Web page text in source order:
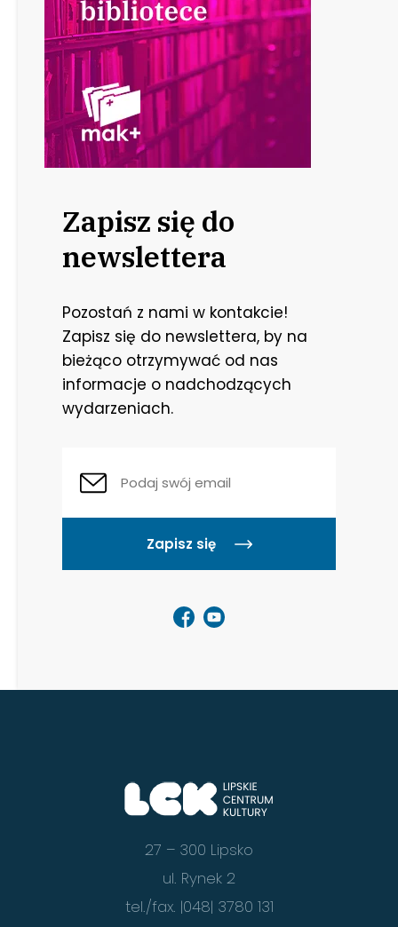
menu rozwijane
menu rozwijane
Zapisz się do
newslettera
Pozostań z nami w kontakcie!
Zapisz się do newslettera, by na
bieżąco otrzymywać od nas
informacje o nadchodzących
wydarzeniach.
Zapisz się
27 – 300 Lipsko
ul. Rynek 2
tel./fax. |048| 3780 131